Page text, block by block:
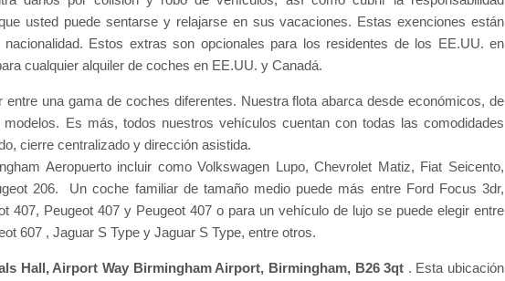
usted puede sentarse y relajarse en sus vacaciones. Estas exenciones están
Estos extras son opcionales para los residentes de los EE.UU. en
cualquier alquiler de coches en EE.UU. y Canadá.
entre una gama de coches diferentes. Nuestra flota abarca desde económicos, de
Es más, todos nuestros vehículos cuentan con todas las comodidades
cierre centralizado y dirección asistida.
Aeropuerto incluir como Volkswagen Lupo, Chevrolet Matiz, Fiat Seicento,
206. Un coche familiar de tamaño medio puede más entre Ford Focus 3dr,
407, Peugeot 407 y Peugeot 407 o para un vehículo de lujo se puede elegir entre
607 , Jaguar S Type y Jaguar S Type, entre otros.
Hall, Airport Way Birmingham Airport, Birmingham, B26 3qt . Esta ubicación